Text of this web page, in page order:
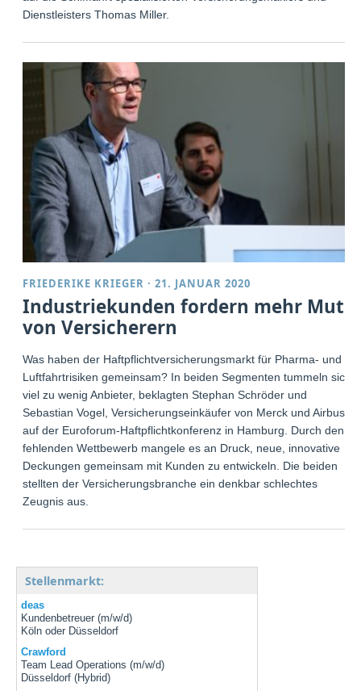
Dienstleisters Thomas Miller.
FRIEDERIKE KRIEGER ·21. JANUAR 2020
Industriekunden fordern mehr Mut
von Versicherern
Was haben der Haftpflichtversicherungsmarkt für Pharma- und
Luftfahrtrisiken gemeinsam? In beiden Segmenten tummeln sich
viel zu wenig Anbieter, beklagten Stephan Schröder und
Sebastian Vogel, Versicherungseinkäufer von Merck und Airbus,
auf der Euroforum-Haftpflichtkonferenz in Hamburg. Durch den
fehlenden Wettbewerb mangele es an Druck, neue, innovative
Deckungen gemeinsam mit Kunden zu entwickeln. Die beiden
stellten der Versicherungsbranche ein denkbar schlechtes
Zeugnis aus.
Stellenmarkt:
deas
Kundenbetreuer (m/w/d)
Köln oder Düsseldorf
Crawford
Team Lead Operations (m/w/d)
Düsseldorf (Hybrid)